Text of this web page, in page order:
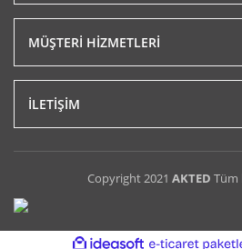
MÜŞTERİ HİZMETLERİ
İLETİŞİM
Copyright 2021 AKTED Tüm
ideasoft